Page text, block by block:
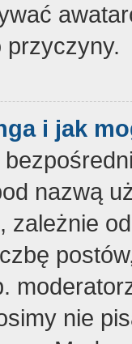
przyczyny.
i jak
nazwą
zależnie
nie